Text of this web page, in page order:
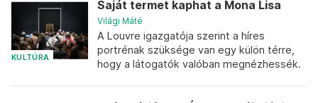
KULTÚRA
Saját termet kaphat a Mona Lisa
Világi Máté
A Louvre igazgatója szerint a híres
portrénak szüksége van egy külön térre,
hogy a látogatók valóban megnézhessék.